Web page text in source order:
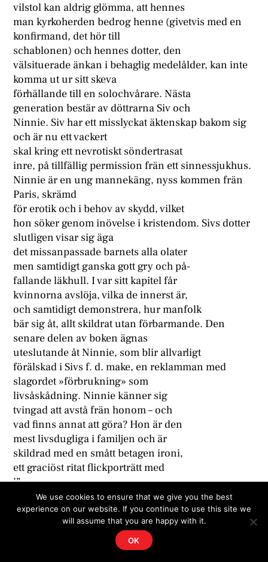
vilstol kan aldrig glömma, att hennes
man kyrkoherden bedrog henne (givetvis med en
konfirmand, det hör till
schablonen) och hennes dotter, den
välsituerade änkan i behaglig medelålder, kan inte
komma ut ur sitt skeva
förhällande till en solochvårare. Nästa
generation bestär av döttrarna Siv och
Ninnie. Siv har ett misslyckat äktenskap bakom sig
och är nu ett vackert
skal kring ett nevrotiskt söndertrasat
inre, på tillfällig permission frän ett sinnessjukhus.
Ninnie är en ung mannekäng, nyss kommen frän
Paris, skrämd
för erotik och i behov av skydd, vilket
hon söker genom inövelse i kristendom. Sivs dotter
slutligen visar sig äga
det missanpassade barnets alla olater
men samtidigt ganska gott gry och på-
fallande läkhull. I var sitt kapitel får
kvinnorna avslöja, vilka de innerst är,
och samtidigt demonstrera, hur manfolk
bär sig åt, allt skildrat utan förbarmande. Den
senare delen av boken ägnas
uteslutande åt Ninnie, som blir allvarligt
förälskad i Sivs f. d. make, en reklamman med
slagordet »förbrukning» som
livsåskådning. Ninnie känner sig
tvingad att avstå frän honom – och
vad finns annat att göra? Hon är den
mest livsdugliga i familjen och är
skildrad med en smått betagen ironi,
ett graciöst ritat flickporträtt med
’”
rymd omkring. Man bara undrar, varför Eva Berg
för hennes skull lämnar
de övriga åt sitt öde. Ty den konstnärliga
intensiteten märker man främst
We use cookies to ensure that we give you the best
experience on our website. If you continue to use this site we
will assume that you are happy with it.
OK